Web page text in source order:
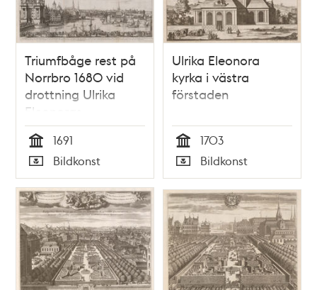
Triumfbåge rest på
Norrbro 1680 vid
drottning Ulrika
Eleonoras
högtidliga intåg
Tid
1691
Typ
Bildkonst
Ulrika Eleonora
kyrka i västra
förstaden
Tid
1703
Typ
Bildkonst